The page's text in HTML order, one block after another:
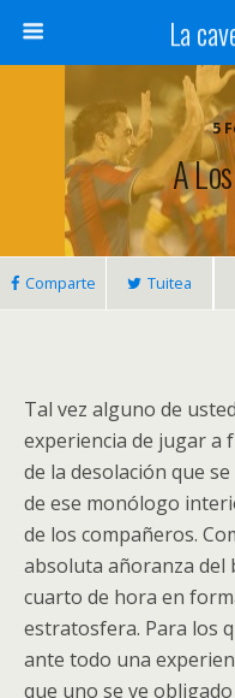
La
5
A
Comparte Tuitea
Tal vez alguno de
experiencia de jugar a
de la desolación que
de ese monólogo
de los compañeros.
absoluta añoranza del
cuarto de hora en
estratosfera. Para los
ante todo una
que uno se ve